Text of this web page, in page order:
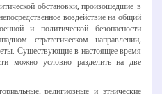
обстановки, произошедшие в
воздействие на общий
и политической безопасности
стратегическом направлении,
Существующие в настоящее время
можно условно разделить на две
религиозные и этнические